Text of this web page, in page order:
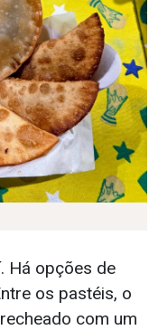
Há opções de
os pastéis, o
com um